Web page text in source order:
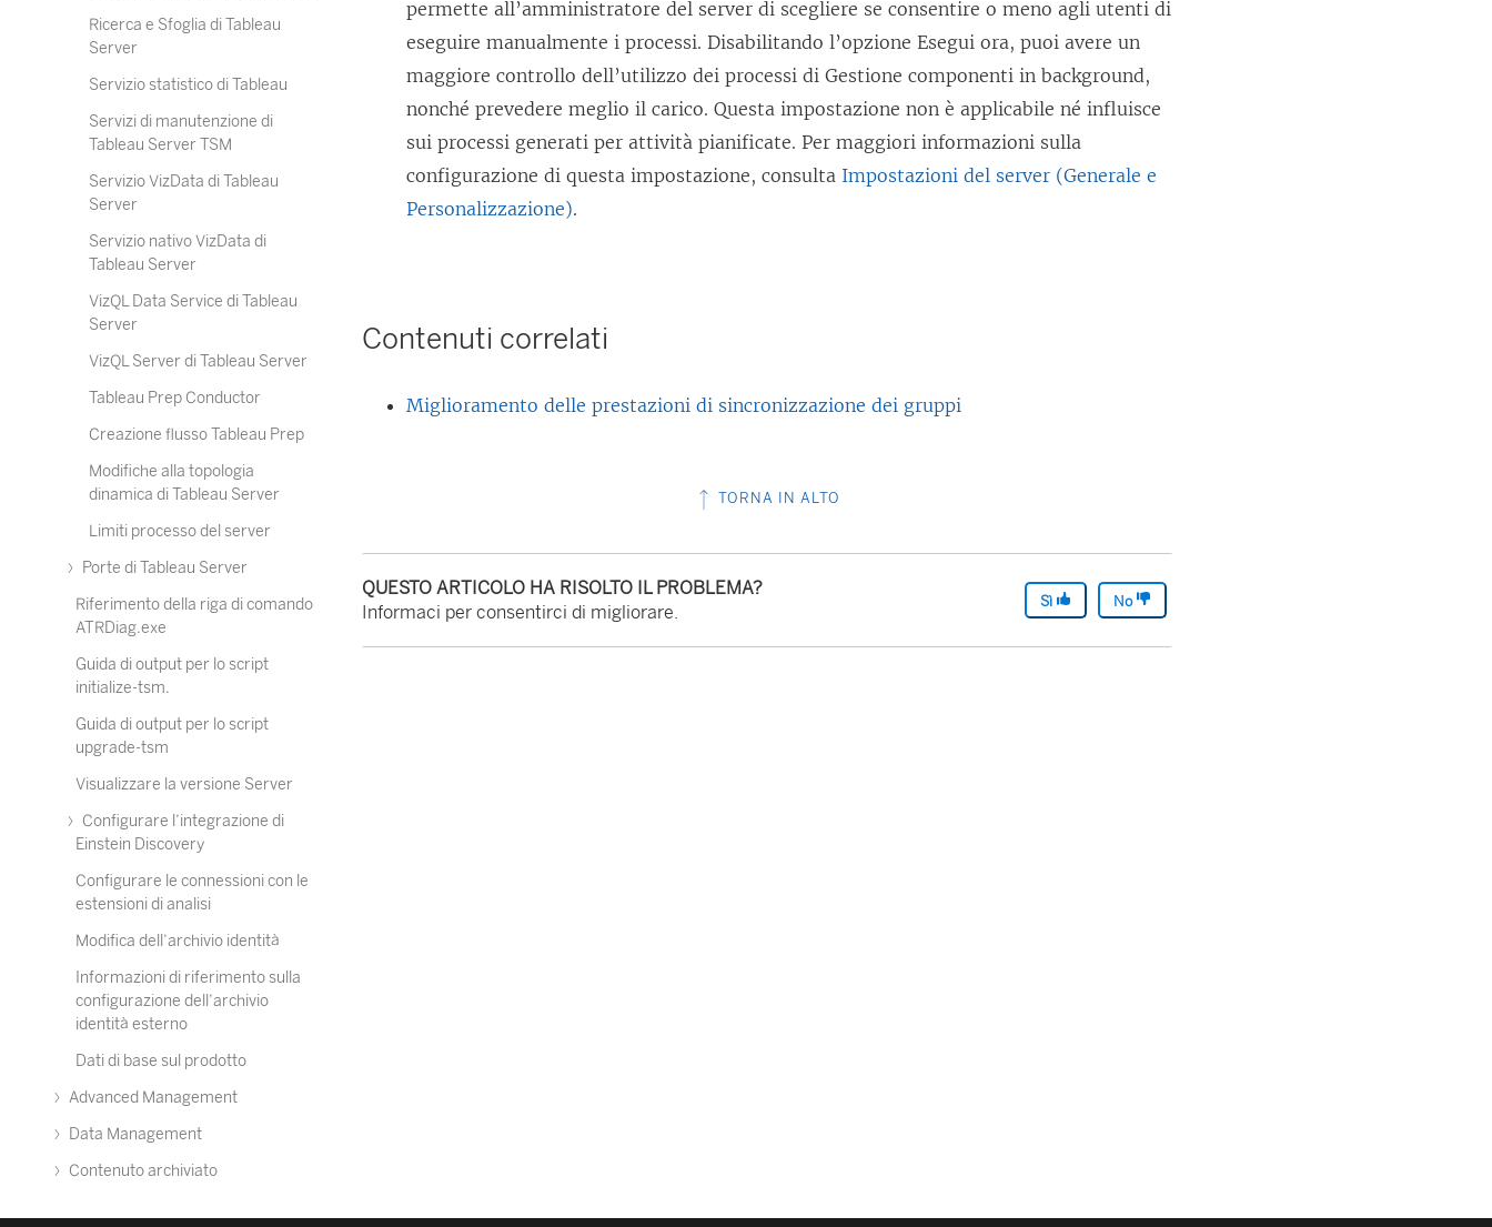
Ricerca e Sfoglia di Tableau
Server
Servizio statistico di Tableau
Servizi di manutenzione di
Tableau Server TSM
Servizio VizData di Tableau
Server
Servizio nativo VizData di
Tableau Server
VizQL Data Service di Tableau
Server
VizQL Server di Tableau Server
Tableau Prep Conductor
Creazione flusso Tableau Prep
Modifiche alla topologia
dinamica di Tableau Server
Limiti processo del server
Porte di Tableau Server
Riferimento della riga di comando
ATRDiag.exe
Guida di output per lo script
initialize-tsm.
Guida di output per lo script
upgrade-tsm
Visualizzare la versione Server
Configurare l’integrazione di
Einstein Discovery
Configurare le connessioni con le
estensioni di analisi
Modifica dell’archivio identità
Informazioni di riferimento sulla
configurazione dell’archivio
identità esterno
Dati di base sul prodotto
Advanced Management
Data Management
Contenuto archiviato
permette all’amministratore del server di scegliere se consentire o meno agli utenti di
eseguire manualmente i processi. Disabilitando l’opzione Esegui ora, puoi avere un
maggiore controllo dell’utilizzo dei processi di Gestione componenti in background,
nonché prevedere meglio il carico. Questa impostazione non è applicabile né influisce
sui processi generati per attività pianificate. Per maggiori informazioni sulla
configurazione di questa impostazione, consulta Impostazioni del server (Generale e
Personalizzazione).
Contenuti correlati
Miglioramento delle prestazioni di sincronizzazione dei gruppi
TORNA IN ALTO
QUESTO ARTICOLO HA RISOLTO IL PROBLEMA?
Informaci per consentirci di migliorare.
Sì No